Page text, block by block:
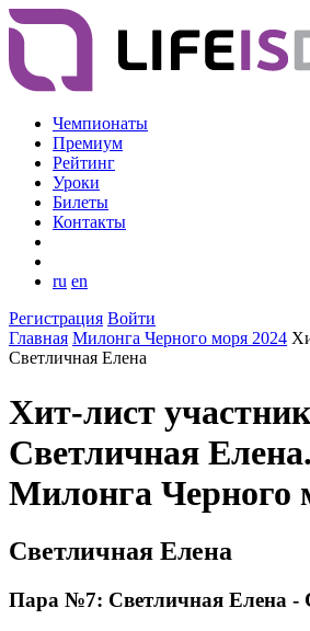
Чемпионаты
Премиум
Рейтинг
Уроки
Билеты
Контакты
ru en
Регистрация Войти
Главная Милонга Черного моря 2024
Светличная Елена
Хит-лист
Светличная
Милонга Черного
Светличная Елена
Пара №7: Светличная Елена -